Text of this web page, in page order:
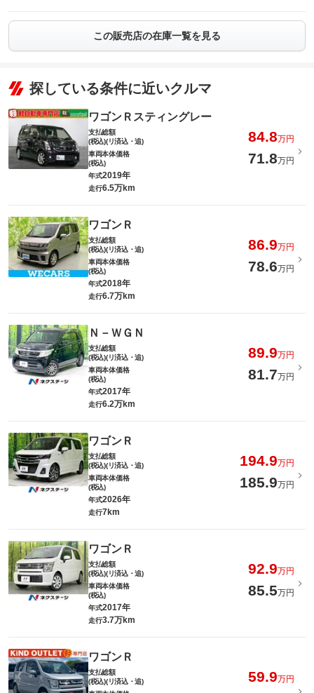
この販売店の在庫一覧を見る
探している条件に近いクルマ
ワゴンＲスティングレー
支払総額
(税込)(リ済込・追)
84.8万円
車両本体価格
(税込)
71.8万円
年式2019年
走行6.5万km
ワゴンＲ
支払総額
(税込)(リ済込・追)
86.9万円
車両本体価格
(税込)
78.6万円
年式2018年
走行6.7万km
Ｎ－ＷＧＮ
支払総額
(税込)(リ済込・追)
89.9万円
車両本体価格
(税込)
81.7万円
年式2017年
走行6.2万km
ワゴンＲ
支払総額
(税込)(リ済込・追)
194.9万円
車両本体価格
(税込)
185.9万円
年式2026年
走行7km
ワゴンＲ
支払総額
(税込)(リ済込・追)
92.9万円
車両本体価格
(税込)
85.5万円
年式2017年
走行3.7万km
ワゴンＲ
支払総額
(税込)(リ済込・追)
59.9万円